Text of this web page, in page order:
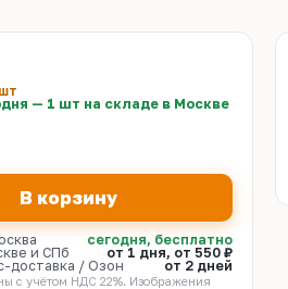
— 1 шт на складе в Москве
В корзину
сегодня, бесплатно
и СПб
от 1 дня, от 550 ₽
доставка / Озон
от 2 дней
с учётом НДС 22%. Изображения